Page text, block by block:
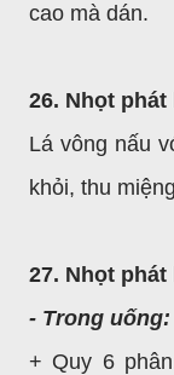
cao mà dán.
26. Nhọt
Lá vông nấu
khỏi, thu
27. Nhọt phát
- Trong uống:
+ Quy 6